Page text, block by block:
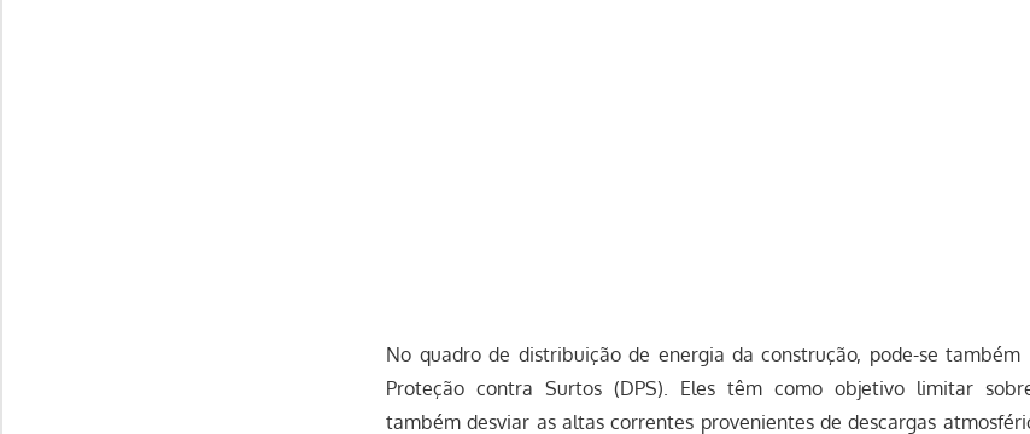
No quadro de distribuição de energia da construção, pode-se também
Proteção contra Surtos (DPS). Eles têm como objetivo limitar
também desviar as altas correntes provenientes de descargas